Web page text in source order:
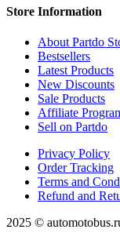
Store Information
About Partdo
Bestsellers
Latest Products
New Discounts
Sale Products
Affiliate
Sell on Partdo
Privacy Policy
Order Tracking
Terms and
Refund and
2025 ©